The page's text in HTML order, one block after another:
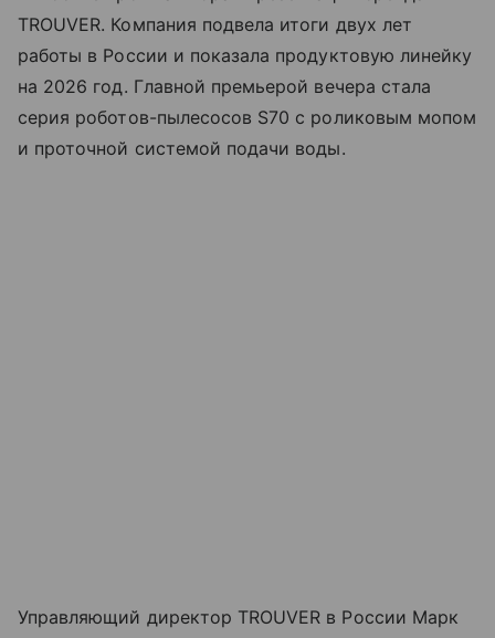
TROUVER. Компания подвела итоги двух лет
работы в России и показала продуктовую линейку
на 2026 год. Главной премьерой вечера стала
серия роботов-пылесосов S70 с роликовым мопом
и проточной системой подачи воды.
Управляющий директор TROUVER в России Марк